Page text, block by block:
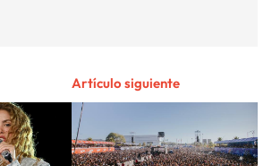
Artículo siguiente